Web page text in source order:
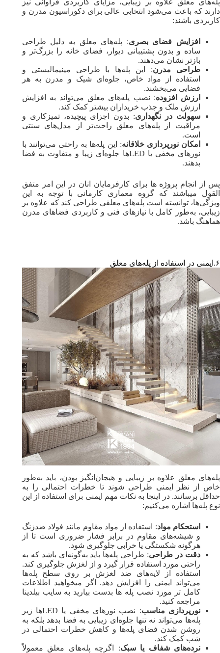
پله‌های معلق علاوه بر زیبایی، مزایای کاربردی فراوانی نیز
دارند که باعث می‌شود انتخابی عالی برای دکوراسیون مدرن و
کاربردی باشند:
افزایش فضای بصری: پله‌های معلق به دلیل طراحی
ساده و بدون پشتیبانی دیوار، فضای خانه را بزرگ‌تر و
بازتر نشان می‌دهند.
طراحی مدرن: این پله‌ها با طراحی مینیمالیستی و
استفاده از مواد خاص، جلوه‌ای شیک و مدرن به هر
فضایی می‌بخشند.
ارزش افزوده: نصب پله‌های معلق می‌تواند به افزایش
ارزش ملک و جذب خریداران بیشتر کمک کند.
سهولت در نگهداری: بدون اجزای پیچیده، تمیزکاری و
مراقبت از پله‌های معلق راحت‌تر از مدل‌های سنتی
است.
امکان نورپردازی خلاقانه: این پله‌ها به راحتی می‌توانند با
نورهای مخفی یا LED‌ها جلوه‌ای زیبا و متفاوت به فضا
بدهند.
پس از انجام پروژه ها برای کارفرمایان انان در این امر متفق
القول میباشند که گروه معماری کارمانی با توجه به این
ویژگی‌ها، توانسته است پله‌های معلقی طراحی کند که علاوه بر
زیبایی، به‌طور کامل با نیازهای فنی و کاربردی فضاهای مدرن
هماهنگ باشد.
۶.ایمنی در استفاده از پله‌های معلق
پله‌های معلق علاوه بر زیبایی و هیجان‌انگیز بودن، باید به‌طور
خاص از نظر ایمنی طراحی شوند تا خطرات احتمالی را به
حداقل برسانند. در اینجا به نکات مهم ایمنی برای استفاده از این
نوع پله‌ها اشاره می‌کنیم:
استحکام مواد: استفاده از مواد مقاوم مانند فولاد ضدزنگ
و شیشه‌های مقاوم در برابر فشار ضروری است تا از
هرگونه شکستگی یا خرابی جلوگیری شود.
دقت در طراحی: طراحی پله‌ها باید به‌گونه‌ای باشد که به
راحتی مورد استفاده قرار گیرد و از لغزش جلوگیری کند.
استفاده از لایه‌های ضد لغزش بر روی سطح پله‌ها
می‌تواند ایمنی را افزایش دهد. اگر میخواهید اطلاعات
کامل تر مورد نصب پله ها بدست بیارید به سایب بیلدینا
مراجعه کنید.
نورپردازی مناسب
: نصب نورهای مخفی یا LED‌ها زیر
پله‌ها می‌تواند نه تنها جلوه‌ای زیبایی به فضا بدهد بلکه به
روشن شدن فضای پله‌ها و کاهش خطرات احتمالی در
شب کمک کند.
نرده‌های شفاف یا سبک: اگرچه پله‌های معلق معمولاً